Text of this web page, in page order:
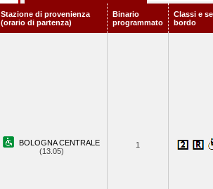
Stazione di provenienza
(orario di partenza)
Binario
programmato
Classi e
bordo
BOLOGNA CENTRALE
(13.05)
1